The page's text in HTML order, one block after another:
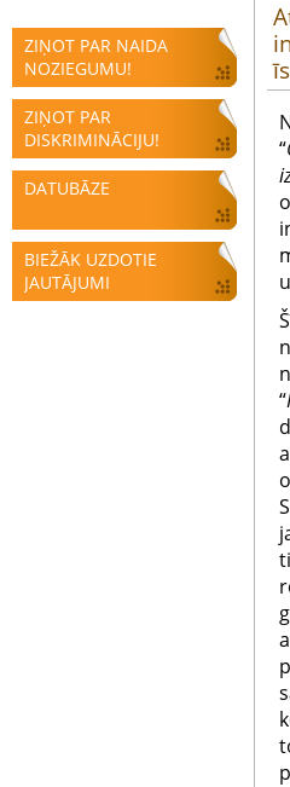
ZIŅOT PAR NAIDA
NOZIEGUMU!
ZIŅOT PAR
DISKRIMINĀCIJU!
DATUBĀZE
BIEŽĀK UZDOTIE
JAUTĀJUMI
“
“